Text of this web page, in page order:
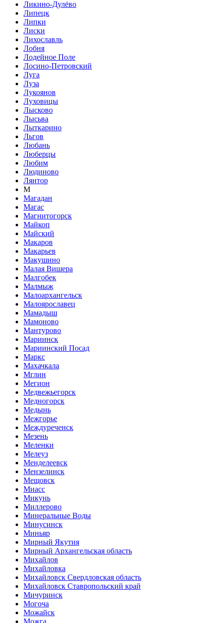
Ликино-Дулёво
Липецк
Липки
Лиски
Лихославль
Лобня
Лодейное Поле
Лосино-Петровский
Луга
Луза
Лукоянов
Луховицы
Лысково
Лысьва
Лыткарино
Льгов
Любань
Люберцы
Любим
Людиново
Лянтор
М
Магадан
Магас
Магнитогорск
Майкоп
Майский
Макаров
Макарьев
Макушино
Малая Вишера
Малгобек
Малмыж
Малоархангельск
Малоярославец
Мамадыш
Мамоново
Мантурово
Мариинск
Мариинский Посад
Маркс
Махачкала
Мглин
Мегион
Медвежьегорск
Медногорск
Медынь
Межгорье
Междуреченск
Мезень
Меленки
Мелеуз
Менделеевск
Мензелинск
Мещовск
Миасс
Микунь
Миллерово
Минеральные Воды
Минусинск
Миньяр
Мирный Якутия
Мирный Архангельская область
Михайлов
Михайловка
Михайловск Свердловская область
Михайловск Ставропольский край
Мичуринск
Могоча
Можайск
Можга